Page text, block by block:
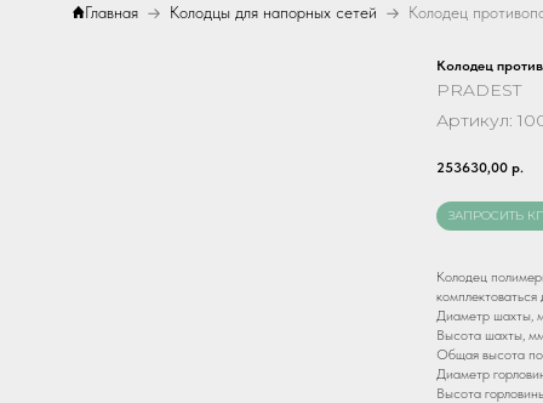
Главная Колодцы для напорных сетей
Колодец
PRADEST
Артикул:
253630,00 р.
ЗАПРОСИТЬ
Колодец
Диаметр шахты,
Высота шахты,
Общая высота
Диаметр
Высота